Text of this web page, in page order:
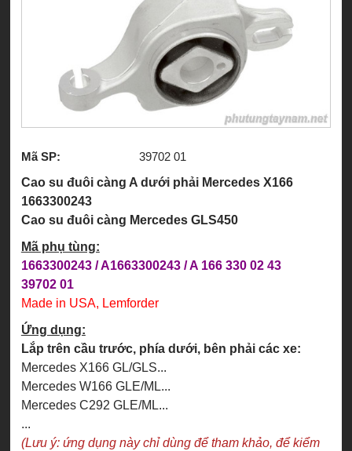
Mã SP:
39702 01
Cao su đuôi càng A dưới phải Mercedes X166
1663300243
Cao su đuôi càng Mercedes GLS450
Mã phụ tùng:
1663300243 / A1663300243 / A 166 330 02 43
39702 01
Made in USA, Lemforder
Ứng dụng:
Lắp trên cầu trước, phía dưới, bên phải các xe:
Mercedes X166 GL/GLS...
Mercedes W166 GLE/ML...
Mercedes C292 GLE/ML...
...
(Lưu ý: ứng dụng này chỉ dùng để tham khảo, để kiểm